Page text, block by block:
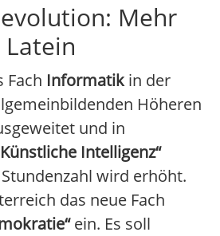
Mehr
Latein
Fach Informatikin der
Höheren
und in
Intelligenz“
wird erhöht.
das neue Fach
ein. Es soll